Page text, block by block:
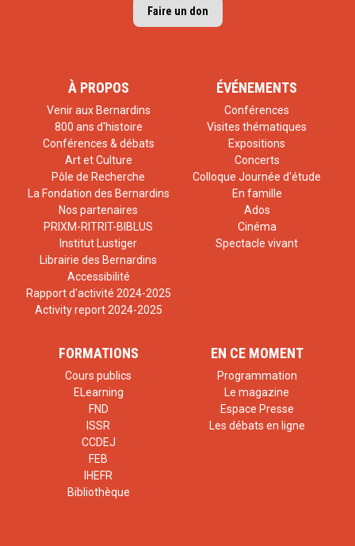
Faire un don
À PROPOS
Venir aux Bernardins
800 ans d'histoire
Conférences & débats
Art et Culture
Pôle de Recherche
La Fondation des Bernardins
Nos partenaires
PRIXM-RITRIT-BIBLUS
Institut Lustiger
Librairie des Bernardins
Accessibilité
Rapport d'activité 2024-2025
Activity report 2024-2025
ÉVÉNEMENTS
Conférences
Visites thématiques
Expositions
Concerts
Colloque Journée d'étude
En famille
Ados
Cinéma
Spectacle vivant
FORMATIONS
Cours publics
ELearning
FND
ISSR
CCDEJ
FEB
IHEFR
Bibliothèque
EN CE MOMENT
Programmation
Le magazine
Espace Presse
Les débats en ligne